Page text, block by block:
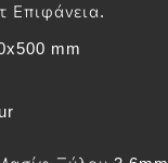
Επιφάνεια.
mm